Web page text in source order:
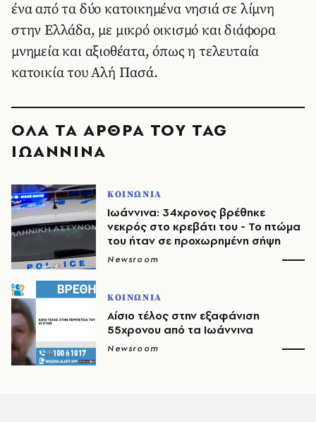
ένα από τα δύο κατοικημένα νησιά σε λίμνη
στην Ελλάδα, με μικρό οικισμό και διάφορα
μνημεία και αξιοθέατα, όπως η τελευταία
κατοικία του Αλή Πασά.
ΟΛΑ ΤΑ ΑΡΘΡΑ ΤΟΥ TAG
ΙΩΑΝΝΙΝΑ
ΚΟΙΝΩΝΙΑ
Ιωάννινα: 34χρονος βρέθηκε
νεκρός στο κρεβάτι του - Το πτώμα
του ήταν σε προχωρημένη σήψη
Newsroom
ΚΟΙΝΩΝΙΑ
Αίσιο τέλος στην εξαφάνιση
55χρονου από τα Ιωάννινα
Newsroom